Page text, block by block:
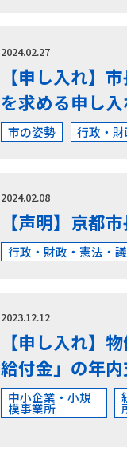
2024.02.27
【申し入れ】
を求める申し入
市の姿勢 行政・
2024.02.08
【声明】京都
行政・財政・憲法・
2023.12.12
【申し入れ】
給付金」の年
中小企業・小規
模事業所